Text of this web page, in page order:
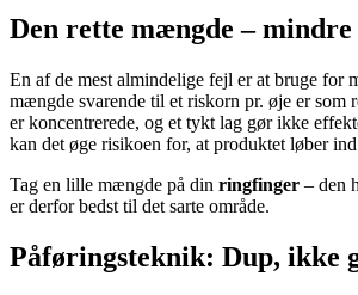
Den rette mængde –
En af de mest almindelige fejl er at bruge for
mængde svarende til et riskorn pr. øje er som
er koncentrerede, og et tykt lag gør ikke
kan det øge risikoen for, at produktet løber
Tag en lille mængde på din ringfinger – den
er derfor bedst til det sarte område.
Påføringsteknik: Dup, ikke